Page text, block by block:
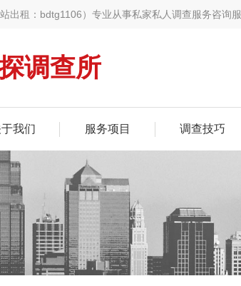
出租：bdtg1106）专业从事私家私人调查服务咨询
调查所
我们 服务项目 调查技巧